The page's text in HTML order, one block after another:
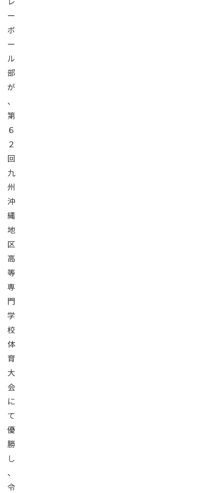
ー
ボ
ー
ル
部
が
、
第
６
２
回
九
州
沖
縄
地
区
高
等
専
門
学
校
体
育
大
会
に
て
優
勝
し
、
令